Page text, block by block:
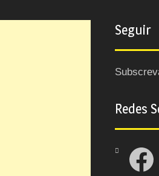
Seguir
Redes